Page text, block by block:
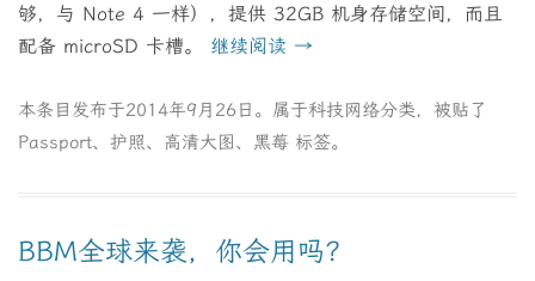
够，与 Note 4 一样），提供 32GB 机身存储空间，而且
配备 microSD 卡槽。 继续阅读 →
本条目发布于2014年9月26日 。属于科技网络分类，被贴了
Passport、 护照、 高清大图、 黑莓 标签。
BBM全球来袭，你会用吗？